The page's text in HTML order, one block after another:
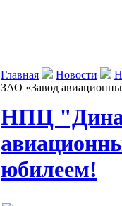
Главная Новости
ЗАО «Завод
НПЦ
юбилеем!